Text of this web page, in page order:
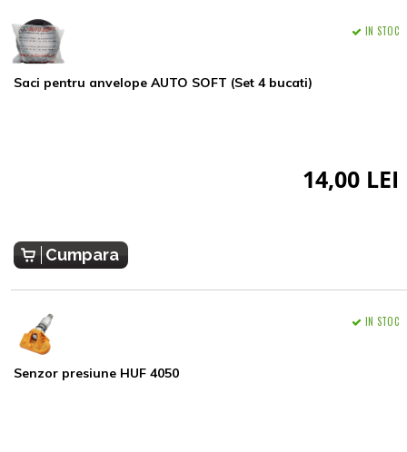
Saci pentru anvelope AUTO SOFT (Set 4 bucati)
IN STOC
14,00 LEI
Cumpara
Senzor presiune HUF 4050
IN STOC